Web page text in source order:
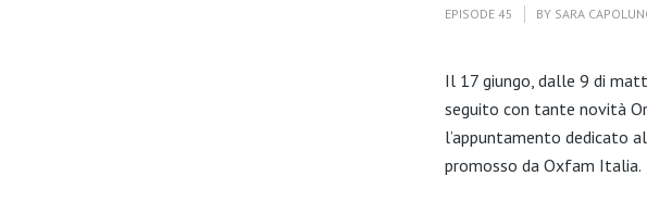
EPISODE 45 BY SARA
Il 17 giungo, dalle 9 di
seguito con tante novità
l’appuntamento dedicato al
promosso da Oxfam Italia.